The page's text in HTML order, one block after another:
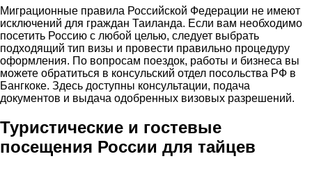
Миграционные правила Российской Федерации не имеют
исключений для граждан Таиланда. Если вам необходимо
посетить Россию с любой целью, следует выбрать
подходящий тип визы и провести правильно процедуру
оформления. По вопросам поездок, работы и бизнеса вы
можете обратиться в консульский отдел посольства РФ в
Бангкоке. Здесь доступны консультации, подача
документов и выдача одобренных визовых разрешений.
Туристические и гостевые
посещения России для тайцев